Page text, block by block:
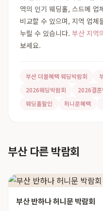
역의 인기 웨딩홀, 스드메 업
비교할 수 있으며, 지역 업체
누릴 수 있습니다. 부산 지역
보세요.
부산 더블혜택 웨딩박람회
2026웨딩박람회
2026결혼
웨딩홀할인
허니문혜택
부산 다른 박람회
부산 반하나 허니문 박람회